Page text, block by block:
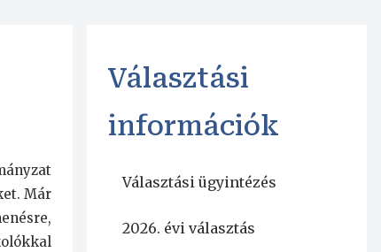
Már
Választási
információk
Választási ügyintézés
2026. évi választás